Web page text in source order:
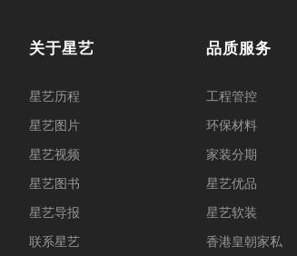
关于星艺
星艺历程
星艺图片
星艺视频
星艺图书
星艺导报
联系星艺
品质服务
工程管控
环保材料
家装分期
星艺优品
星艺软装
香港皇朝家私